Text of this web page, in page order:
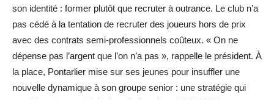
son identité : former plutôt que recruter à outrance. Le club n’a
pas cédé à la tentation de recruter des joueurs hors de prix
avec des contrats semi-professionnels coûteux. « On ne
dépense pas l’argent que l’on n’a pas », rappelle le président. À
la place, Pontarlier mise sur ses jeunes pour insuffler une
nouvelle dynamique à son groupe senior : une stratégie qui